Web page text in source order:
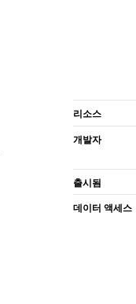
리소스
개발자
출시됨
데이터 액세스